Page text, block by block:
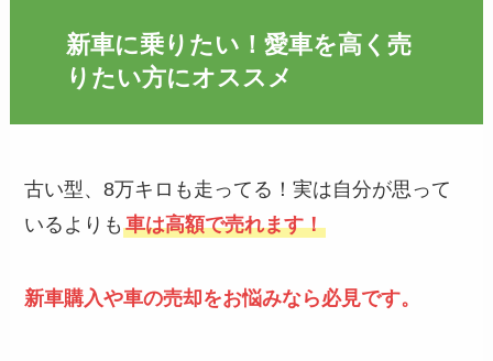
新車に乗りたい！愛車を高く売
りたい方にオススメ
古い型、8万キロも走ってる！実は自分が思って
いるよりも車は高額で売れます！
新車購入や車の売却をお悩みなら必見です。